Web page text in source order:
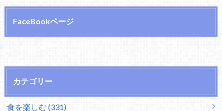
FaceBookページ
カテゴリー
食を楽しむ (331)